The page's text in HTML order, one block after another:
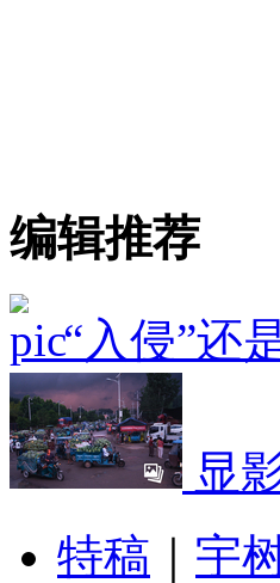
编辑推荐
“入侵”还
显
特稿
宇